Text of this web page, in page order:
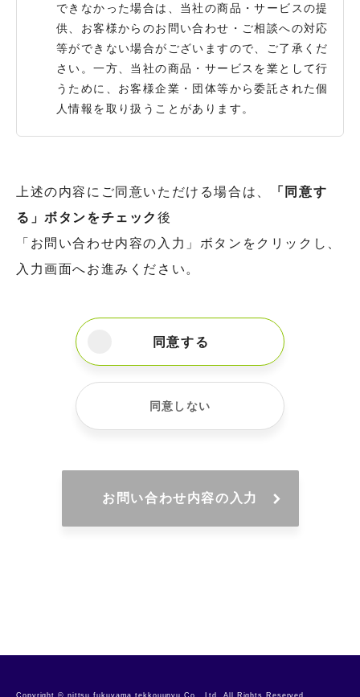
できなかった場合は、当社の商品・サービスの提
供、お客様からのお問い合わせ・ご相談への対応
等ができない場合がございますので、ご了承くだ
さい。一方、当社の商品・サービスを業として行
うために、お客様企業・団体等から委託された個
人情報を取り扱うことがあります。
く、その情報を第三者へ開示・提供することはあ
りません。お客様の同意に基づいて、お客様の個
社と同様の情報管理を行うことを、契約内容に定
めており、適宜、業務委託先等の管理体制を確認
個人情報の保護のための安全管理措置
お客様からご提供いただいた個人情報は、適正に
のために、技術および管理の面から、適切かつ合
理的な保護処置を講じております。
・個人情報保護体制の確立（責任者の設置、役割
責任の明確化、緊急時の報告体制整備等）
また、当社では、お客様の個人情報を取り扱って
上述の内容にご同意いただける場合は、
「同意す
る」ボタンをチェック後
「お問い合わせ内容の入力」ボタンをクリックし、
入力画面へお進みください。
同意する
同意しない
お問い合わせ内容の入力
Copyright © nittsu fukuyama tekkouunyu Co., Ltd. All Rights Reserved.